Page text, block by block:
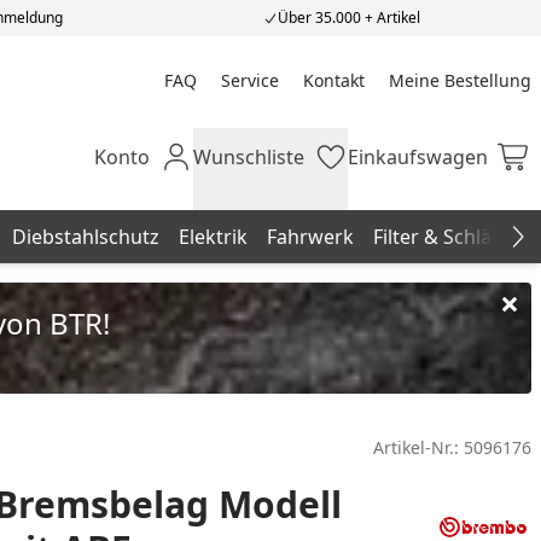
Über 35.000 + Artikel
FAQ Service Kontakt Meine Bestellung
Meine Bestellung
Mein Konto
Konto Wunschliste
Wunschliste Einkaufswagen
Einkaufswagen
Diebstahlschutz Elektrik Fahrwerk Filter & Schläuche
BTR!
Artikel-Nr.: 5096176
Modell